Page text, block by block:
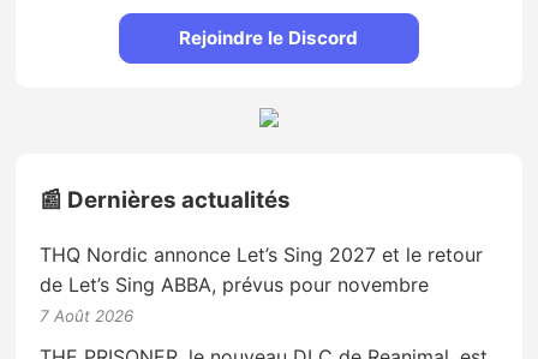
Rejoindre le Discord
📰 Dernières actualités
THQ Nordic annonce Let’s Sing 2027 et le retour
de Let’s Sing ABBA, prévus pour novembre
7 Août 2026